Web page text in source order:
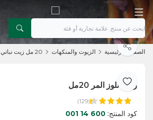
الصفحة الرئيسية الزيوت والمنكهات 20 مل زيت نباتي
أضف إلى المفضلة
يشارك
زيت اللوز المر 20مل
(129)
كود المنتج: 600 14 001